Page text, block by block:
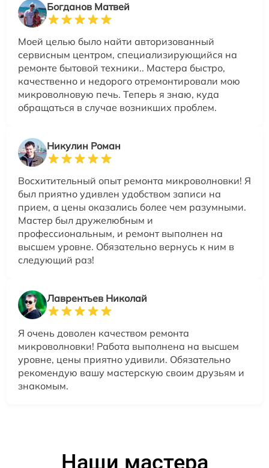
Богданов Матвей
Моей целью было найти авторизованный
сервисным центром, специализирующийся на
ремонте бытовой техники.. Мастера быстро,
качественно и недорого отремонтировали мою
микроволновую печь. Теперь я знаю, куда
обращаться в случае возникших проблем.
Никулин Роман
Восхитительный опыт ремонта микроволновки! Я
был приятно удивлен удобством записи на
прием, а цены оказались более чем разумными.
Мастер был дружелюбным и
профессиональным, и ремонт выполнен на
высшем уровне. Обязательно вернусь к ним в
следующий раз!
Лаврентьев Николай
Я очень доволен качеством ремонта
микроволновки! Работа выполнена на высшем
уровне, цены приятно удивили. Обязательно
рекомендую вашу мастерскую своим друзьям и
знакомым.
Наши мастера